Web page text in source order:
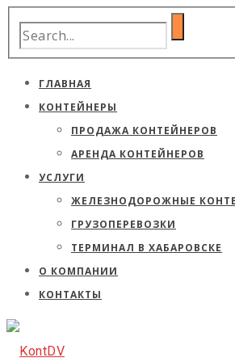
ГЛАВНАЯ
КОНТЕЙНЕРЫ
ПРОДАЖА КОНТЕЙНЕРОВ
АРЕНДА КОНТЕЙНЕРОВ
УСЛУГИ
ЖЕЛЕЗНОДОРОЖНЫЕ
ГРУЗОПЕРЕВОЗКИ
ТЕРМИНАЛ В ХАБАРОВСКЕ
О КОМПАНИИ
КОНТАКТЫ